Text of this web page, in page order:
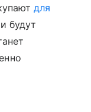
для
будут